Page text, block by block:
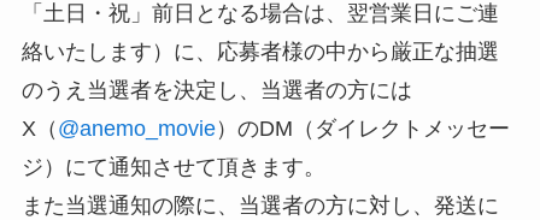
「土日・祝」前日となる場合は、翌営業日にご連
絡いたします）に、応募者様の中から厳正な抽選
のうえ当選者を決定し、当選者の方には
X（ @anemo_movie）のDM（ダイレクトメッセー
ジ）にて通知させて頂きます。
また当選通知の際に、当選者の方に対し、発送に